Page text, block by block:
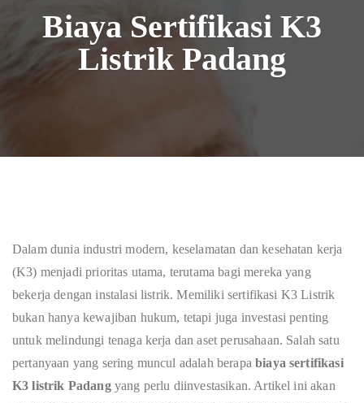
Biaya Sertifikasi K3
Listrik Padang
Dalam dunia industri modern, keselamatan dan kesehatan kerja
(K3) menjadi prioritas utama, terutama bagi mereka yang
bekerja dengan instalasi listrik. Memiliki sertifikasi K3 Listrik
bukan hanya kewajiban hukum, tetapi juga investasi penting
untuk melindungi tenaga kerja dan aset perusahaan. Salah satu
pertanyaan yang sering muncul adalah berapabiaya sertifikasi
K3 listrik Padang yang perlu diinvestasikan. Artikel ini akan